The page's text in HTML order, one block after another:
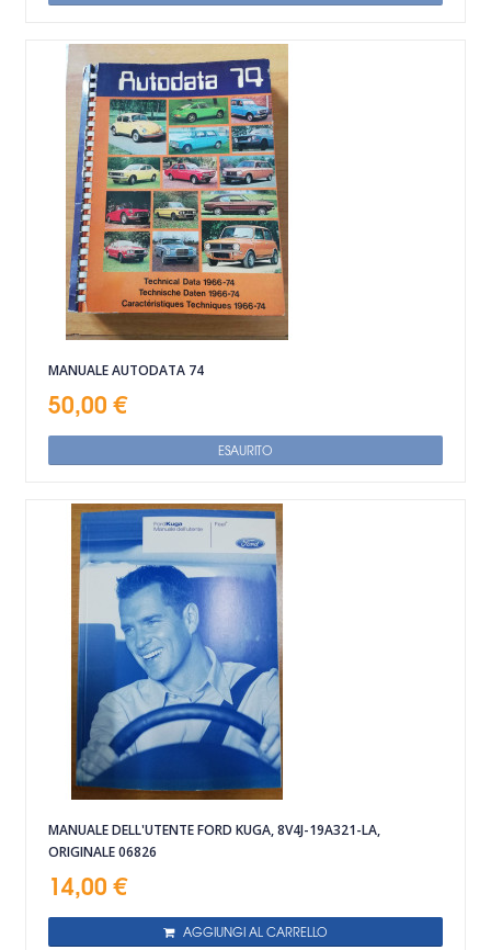
MANUALE AUTODATA 74
50,00 €
ESAURITO
MANUALE DELL'UTENTE FORD KUGA, 8V4J-19A321-LA,
ORIGINALE 06826
14,00 €
AGGIUNGI AL CARRELLO